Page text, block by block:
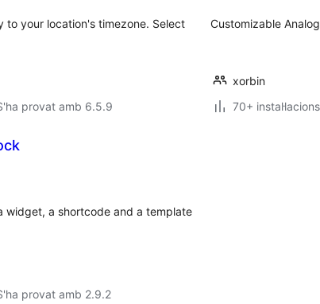
to your location's timezone. Select
provat amb 6.5.9
Customizable
xorbin
70+
widget, a shortcode and a template
provat amb 2.9.2